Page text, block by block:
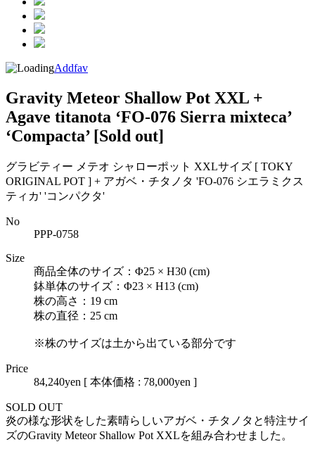
Addfav
Gravity Meteor Shallow Pot XXL +
Agave titanota ‘FO-076 Sierra mixteca’
‘Compacta’ [Sold out]
グラビティー メテオ シャローポット XXLサイズ [ TOKY
ORIGINAL POT ] + アガベ・チタノタ 'FO-076 シエラミクス
ティカ' 'コンパクタ'
No
PPP-0758
Size
商品全体のサイズ：Φ25 × H30 (cm)
鉢単体のサイズ：Φ23 × H13 (cm)
株の高さ：19 cm
株の直径：25 cm
※株のサイズは土から出ている部分です
Price
84,240yen [ 本体価格 : 78,000yen ]
SOLD OUT
炎の様な形状をした素晴らしいアガベ・チタノタと特注サイ
ズのGravity Meteor Shallow Pot XXLを組み合わせました。